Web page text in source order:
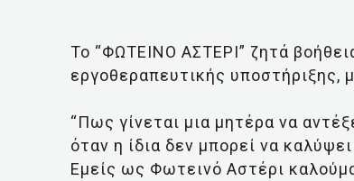
Το “ΦΩΤΕΙΝΟ ΑΣΤΕΡΙ” ζητά
εργοθεραπευτικής υποστήριξης,
“Πως γίνεται μια μητέρα να
όταν η ίδια δεν μπορεί να
Εμείς ως Φωτεινό Αστέρι